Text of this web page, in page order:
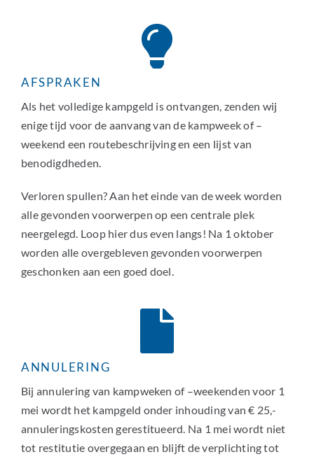
AFSPRAKEN
Als het volledige kampgeld is ontvangen, zenden wij
enige tijd voor de aanvang van de kampweek of –
weekend een routebeschrijving en een lijst van
benodigdheden.
Verloren spullen? Aan het einde van de week worden
alle gevonden voorwerpen op een centrale plek
neergelegd. Loop hier dus even langs! Na 1 oktober
worden alle overgebleven gevonden voorwerpen
geschonken aan een goed doel.
ANNULERING
Bij annulering van kampweken of –weekenden voor 1
mei wordt het kampgeld onder inhouding van € 25,-
annuleringskosten gerestitueerd. Na 1 mei wordt niet
tot restitutie overgegaan en blijft de verplichting tot